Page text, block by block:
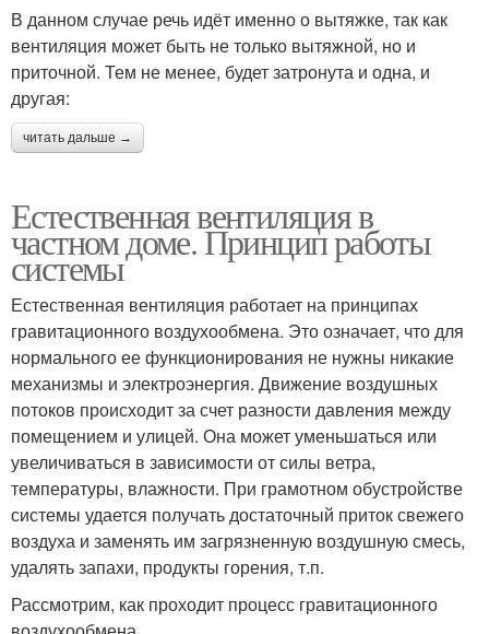
В данном случае речь идёт именно о вытяжке, так как
вентиляция может быть не только вытяжной, но и
приточной. Тем не менее, будет затронута и одна, и
другая:
читать дальше →
Естественная вентиляция в
частном доме. Принцип работы
системы
Естественная вентиляция работает на принципах
гравитационного воздухообмена. Это означает, что для
нормального ее функционирования не нужны никакие
механизмы и электроэнергия. Движение воздушных
потоков происходит за счет разности давления между
помещением и улицей. Она может уменьшаться или
увеличиваться в зависимости от силы ветра,
температуры, влажности. При грамотном обустройстве
системы удается получать достаточный приток свежего
воздуха и заменять им загрязненную воздушную смесь,
удалять запахи, продукты горения, т.п.
Рассмотрим, как проходит процесс гравитационного